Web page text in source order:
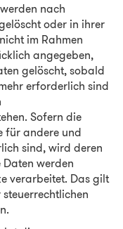
nach
oder in ihrer
im Rahmen
angegeben,
gelöscht, sobald
erforderlich sind
Sofern die
für andere und
sind, wird deren
werden
verarbeitet. Das gilt